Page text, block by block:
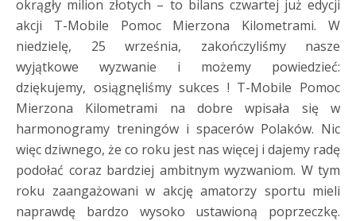
okrągły milion złotych – to bilans czwartej już edycji
akcji T-Mobile Pomoc Mierzona Kilometrami. W
niedzielę, 25 września, zakończyliśmy nasze
wyjątkowe wyzwanie i możemy powiedzieć:
dziękujemy, osiągnęliśmy sukces ! T-Mobile Pomoc
Mierzona Kilometrami na dobre wpisała się w
harmonogramy treningów i spacerów Polaków. Nic
więc dziwnego, że co roku jest nas więcej i dajemy radę
podołać coraz bardziej ambitnym wyzwaniom. W tym
roku zaangażowani w akcję amatorzy sportu mieli
naprawdę bardzo wysoko ustawioną poprzeczkę.